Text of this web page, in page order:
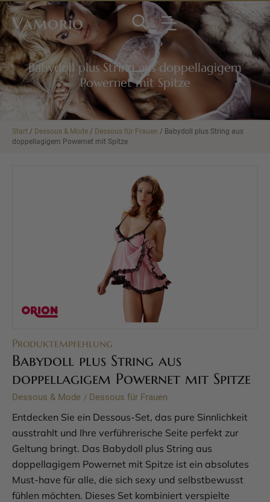
Vamorio
Babydoll plus String aus doppellagigem
Powernet mit Spitze
Start / Dessous & Mode / Dessous für Frauen / Babydoll plus String aus
doppellagigem Powernet mit Spitze
Produktempfehlung
Babydoll plus String aus
doppellagigem Powernet mit Spitze
Dessous & Mode / Dessous für Frauen
Entdecken Sie ein Dessous-Set, das pure Sinnlichkeit
ausstrahlt und Ihre verführerische Seite perfekt zur
Geltung bringt. Das Babydoll plus String aus
doppellagigem Powernet mit Spitze ist ein absolutes
Must-have für alle, die sich sexy und selbstbewusst
fühlen möchten. Dieses Set kombiniert verspielte